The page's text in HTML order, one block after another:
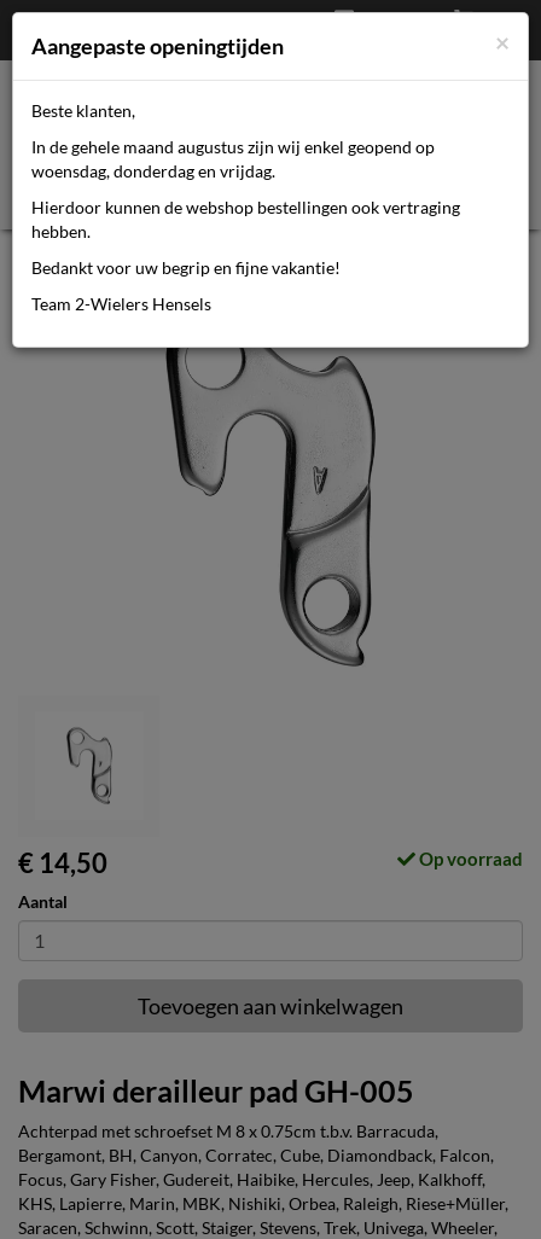
€0,00
Afrekenen
Mijn account
Marwi derailleur pad GH-005
€ 14,50 Op voorraad
Aantal
Toevoegen aan winkelwagen
Marwi derailleur pad GH-005
Achterpad met schroefset M 8 x 0.75cm t.b.v. Barracuda,
Bergamont, BH, Canyon, Corratec, Cube, Diamondback, Falcon,
Focus, Gary Fisher, Gudereit, Haibike, Hercules, Jeep, Kalkhoff,
KHS, Lapierre, Marin, MBK, Nishiki, Orbea, Raleigh, Riese+Müller,
Saracen, Schwinn, Scott, Staiger, Stevens, Trek, Univega, Wheeler,
×
Aangepaste openingtijden
Beste klanten,
In de gehele maand augustus zijn wij enkel geopend op
woensdag, donderdag en vrijdag.
Hierdoor kunnen de webshop bestellingen ook vertraging
hebben.
Bedankt voor uw begrip en fijne vakantie!
Team 2-Wielers Hensels